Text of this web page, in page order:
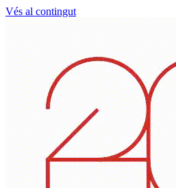
Vés al contingut